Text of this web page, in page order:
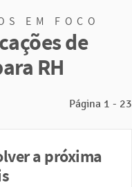
EM FOCO
de
RH
Página 1 - 23
a próxima